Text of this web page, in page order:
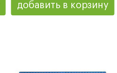
добавить в корзину